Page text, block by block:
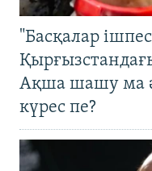
"Басқалар
Ақша шашу ма
күрес пе?